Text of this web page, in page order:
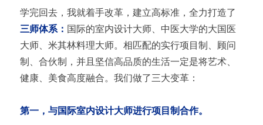
学完回去，我就着手改革，建立高标准，全力打造了
三师体系： 国际的室内设计大师、中医大学的大国医
大师、米其林料理大师。相匹配的实行项目制、顾问
制、合伙制，并且坚信高品质的生活一定是将艺术、
健康、美食高度融合。我们做了三大变革：
第一，与国际室内设计大师进行项目制合作。